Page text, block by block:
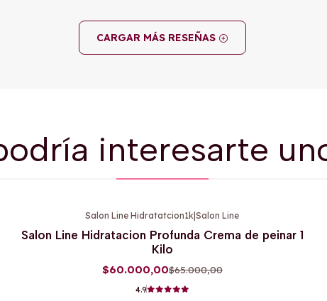
CARGAR MÁS RESEÑAS
interesarte
Salon Line Hidratatcion1k |Salon Line
Salon Line Hidratacion Profunda Crema de peinar 1
Kilo
$60.000,00$65.000,00
4.9